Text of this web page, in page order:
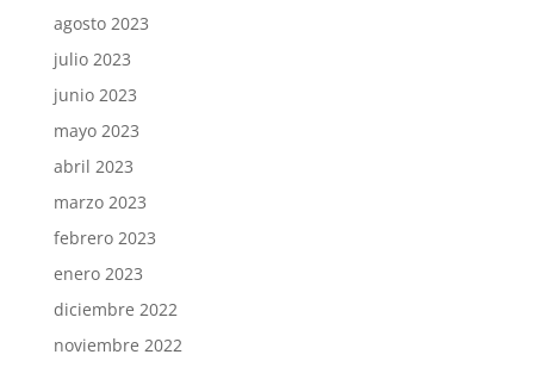
agosto 2023
julio 2023
junio 2023
mayo 2023
abril 2023
marzo 2023
febrero 2023
enero 2023
diciembre 2022
noviembre 2022